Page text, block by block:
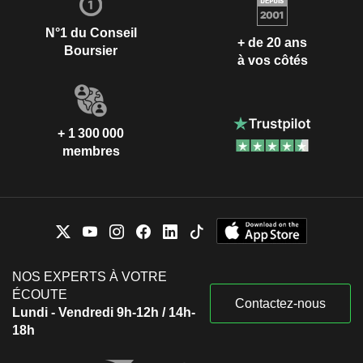
N°1 du Conseil
Boursier
+ de 20 ans
à vos côtés
+ 1 300 000
membres
NOS EXPERTS À VOTRE
ÉCOUTE
Lundi - Vendredi 9h-12h / 14h-
18h
Contactez-nous